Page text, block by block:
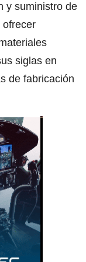
y suministro de
ofrecer
siglas en
de fabricación